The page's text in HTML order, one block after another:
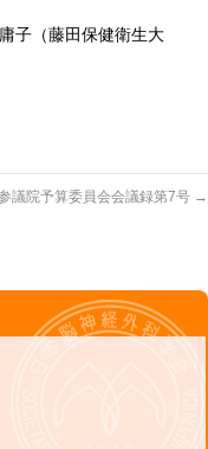
子（藤田保健衛生大
議院予算委員会会議録第7号 →